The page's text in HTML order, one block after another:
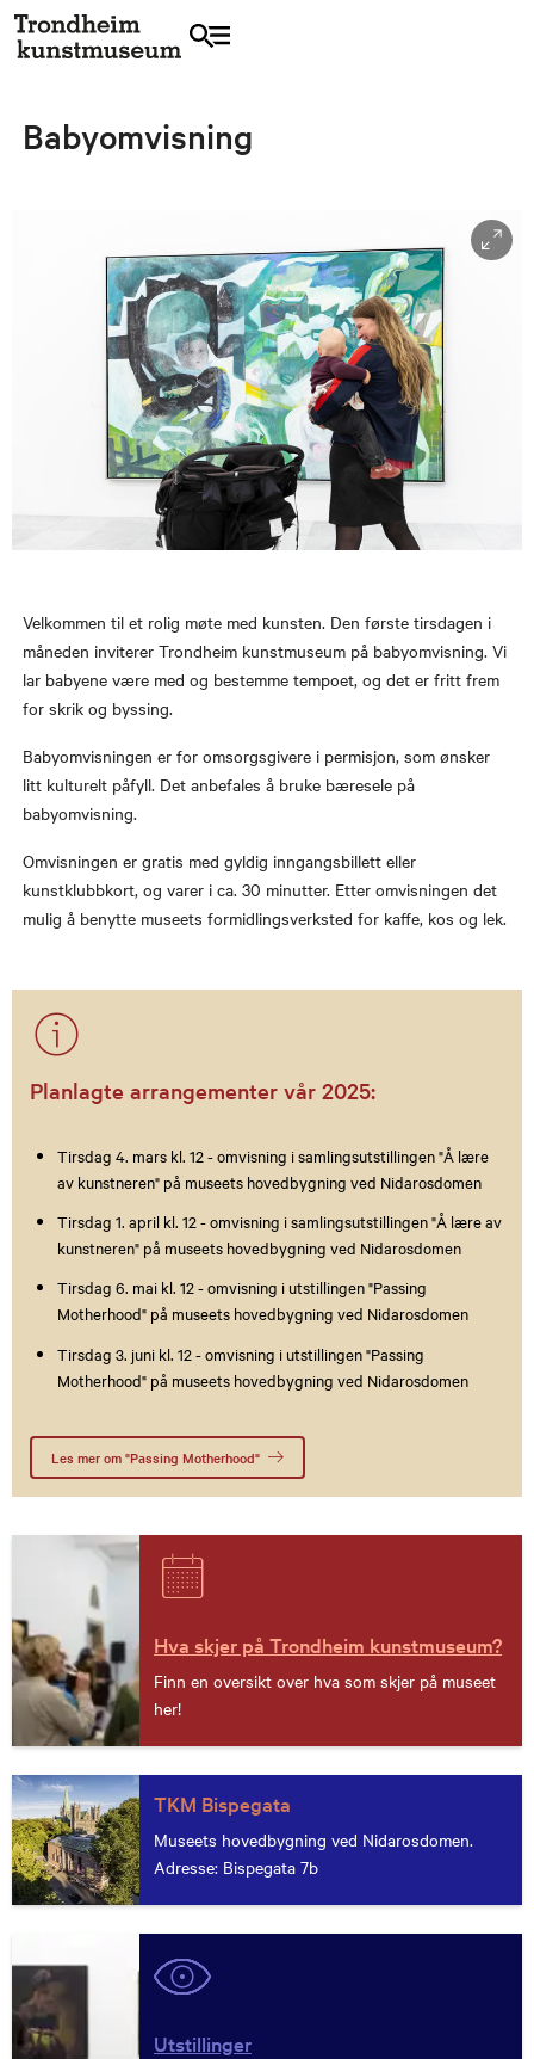
Babyomvisning
Velkommen til et rolig møte med kunsten. Den første tirsdagen i
måneden inviterer Trondheim kunstmuseum på babyomvisning. Vi
lar babyene være med og bestemme tempoet, og det er fritt frem
for skrik og byssing.
Babyomvisningen er for omsorgsgivere i permisjon, som ønsker
litt kulturelt påfyll. Det anbefales å bruke bæresele på
babyomvisning.
Omvisningen er gratis med gyldig inngangsbillett eller
kunstklubbkort, og varer i ca. 30 minutter. Etter omvisningen det
mulig å benytte museets formidlingsverksted for kaffe, kos og lek.
Planlagte arrangementer vår 2025:
Tirsdag 4. mars kl. 12 - omvisning i samlingsutstillingen "Å lære
av kunstneren" på museets hovedbygning ved Nidarosdomen
Tirsdag 1. april kl. 12 - omvisning i samlingsutstillingen "Å lære av
kunstneren" på museets hovedbygning ved Nidarosdomen
Tirsdag 6. mai kl. 12 - omvisning i utstillingen "Passing
Motherhood" på museets hovedbygning ved Nidarosdomen
Tirsdag 3. juni kl. 12 - omvisning i utstillingen "Passing
Motherhood" på museets hovedbygning ved Nidarosdomen
Les mer om "Passing Motherhood"
Hva skjer på Trondheim kunstmuseum?
Finn en oversikt over hva som skjer på museet
her!
TKM Bispegata
Museets hovedbygning ved Nidarosdomen.
Adresse: Bispegata 7b
Utstillinger